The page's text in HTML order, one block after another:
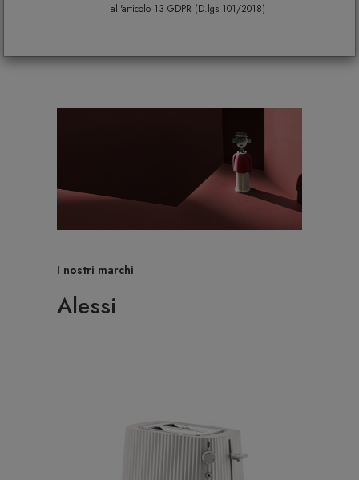
all'articolo 13 GDPR (D.lgs 101/2018)
I nostri marchi
Alessi